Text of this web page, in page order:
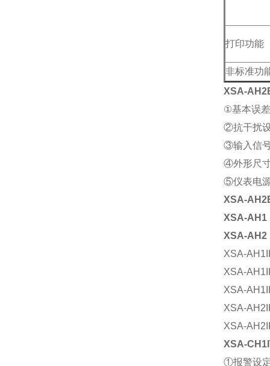
打印功能
非标准功
XSA-
①基本误
②抗干扰
③输入信
④外形尺
⑤仪表电
XSA-
XSA-
XSA-
XSA-
XSA-
XSA-
XSA-
XSA-
XSA-
①报警设